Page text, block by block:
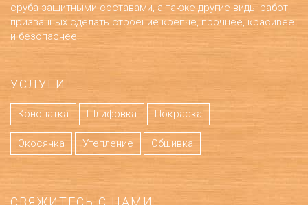
сруба защитными составами, а также другие виды работ,
призванных сделать строение крепче, прочнее, красивее
и безопаснее.
УСЛУГИ
Конопатка Шлифовка Покраска
Окосячка Утепление Обшивка
СВЯЖИТЕСЬ С НАМИ